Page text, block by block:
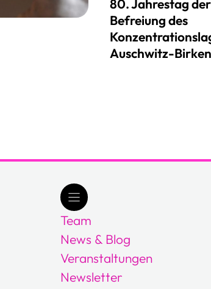
80. Jahrestag der
Befreiung des
Auschwitz-
Team
News & Blog
Veranstaltungen
Newsletter